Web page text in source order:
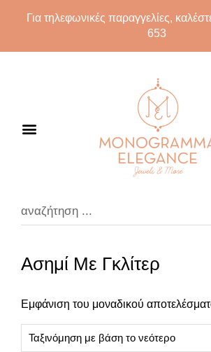
Για τηλεφωνικές παραγγελίες,
653
Ασημί Με Γκλίτερ
Εμφάνιση του μοναδικού